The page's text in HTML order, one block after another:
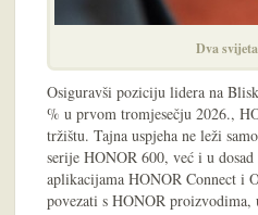
Dva
Osiguravši poziciju lidera na
% u prvom tromjesečju 2026.,
tržištu. Tajna uspjeha ne leži
serije HONOR 600, već i u
aplikacijama HONOR Connect i
povezati s HONOR proizvodima,